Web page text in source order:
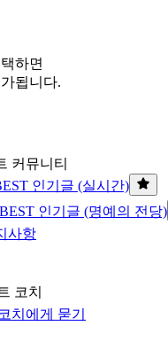
하면
됩니다.
커뮤니티
인기글 (실시간)
인기글 (명예의 전당)
사항
코치
치에게 묻기